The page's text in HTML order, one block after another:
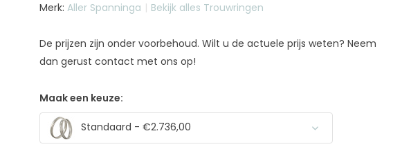
Merk: Aller Spanninga Bekijk alles Trouwringen
De prijzen zijn onder voorbehoud. Wilt u de actuele prijs weten? Neem
dan gerust contact met ons op!
Maak een keuze:
Standaard - €2.736,00